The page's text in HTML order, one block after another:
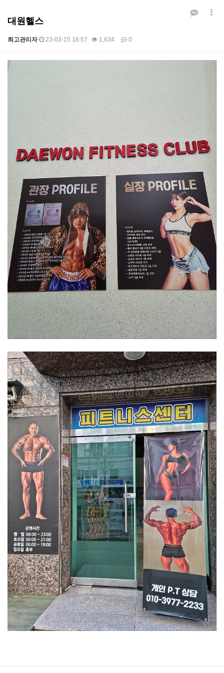
대원헬스
최고관리자 23-03-15 16:57 1,634 0
본문